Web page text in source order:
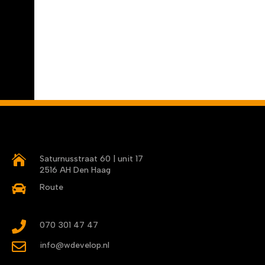

Saturnusstraat 60 | unit 17
2516 AH Den Haag
 Route
 070 301 47 47
 info@wdevelop.nl